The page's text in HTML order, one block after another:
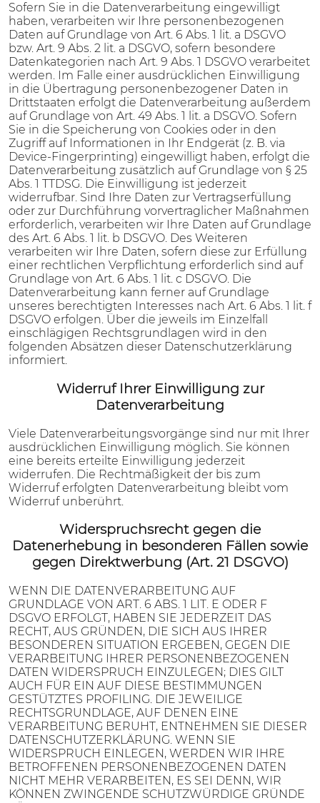
Sofern Sie in die Datenverarbeitung eingewilligt
haben, verarbeiten wir Ihre personenbezogenen
Daten auf Grundlage von Art. 6 Abs. 1 lit. a DSGVO
bzw. Art. 9 Abs. 2 lit. a DSGVO, sofern besondere
Datenkategorien nach Art. 9 Abs. 1 DSGVO verarbeitet
werden. Im Falle einer ausdrücklichen Einwilligung
in die Übertragung personenbezogener Daten in
Drittstaaten erfolgt die Datenverarbeitung außerdem
auf Grundlage von Art. 49 Abs. 1 lit. a DSGVO. Sofern
Sie in die Speicherung von Cookies oder in den
Zugriff auf Informationen in Ihr Endgerät (z. B. via
Device-Fingerprinting) eingewilligt haben, erfolgt die
Datenverarbeitung zusätzlich auf Grundlage von § 25
Abs. 1 TTDSG. Die Einwilligung ist jederzeit
widerrufbar. Sind Ihre Daten zur Vertragserfüllung
oder zur Durchführung vorvertraglicher Maßnahmen
erforderlich, verarbeiten wir Ihre Daten auf Grundlage
des Art. 6 Abs. 1 lit. b DSGVO. Des Weiteren
verarbeiten wir Ihre Daten, sofern diese zur Erfüllung
einer rechtlichen Verpflichtung erforderlich sind auf
Grundlage von Art. 6 Abs. 1 lit. c DSGVO. Die
Datenverarbeitung kann ferner auf Grundlage
unseres berechtigten Interesses nach Art. 6 Abs. 1 lit. f
DSGVO erfolgen. Über die jeweils im Einzelfall
einschlägigen Rechtsgrundlagen wird in den
folgenden Absätzen dieser Datenschutzerklärung
informiert.
Widerruf Ihrer Einwilligung zur
Datenverarbeitung
Viele Datenverarbeitungsvorgänge sind nur mit Ihrer
ausdrücklichen Einwilligung möglich. Sie können
eine bereits erteilte Einwilligung jederzeit
widerrufen. Die Rechtmäßigkeit der bis zum
Widerruf erfolgten Datenverarbeitung bleibt vom
Widerruf unberührt.
Widerspruchsrecht gegen die
Datenerhebung in besonderen Fällen sowie
gegen Direktwerbung (Art. 21 DSGVO)
WENN DIE DATENVERARBEITUNG AUF
GRUNDLAGE VON ART. 6 ABS. 1 LIT. E ODER F
DSGVO ERFOLGT, HABEN SIE JEDERZEIT DAS
RECHT, AUS GRÜNDEN, DIE SICH AUS IHRER
BESONDEREN SITUATION ERGEBEN, GEGEN DIE
VERARBEITUNG IHRER PERSONENBEZOGENEN
DATEN WIDERSPRUCH EINZULEGEN; DIES GILT
AUCH FÜR EIN AUF DIESE BESTIMMUNGEN
GESTÜTZTES PROFILING. DIE JEWEILIGE
RECHTSGRUNDLAGE, AUF DENEN EINE
VERARBEITUNG BERUHT, ENTNEHMEN SIE DIESER
DATENSCHUTZERKLÄRUNG. WENN SIE
WIDERSPRUCH EINLEGEN, WERDEN WIR IHRE
BETROFFENEN PERSONENBEZOGENEN DATEN
NICHT MEHR VERARBEITEN, ES SEI DENN, WIR
KÖNNEN ZWINGENDE SCHUTZWÜRDIGE GRÜNDE